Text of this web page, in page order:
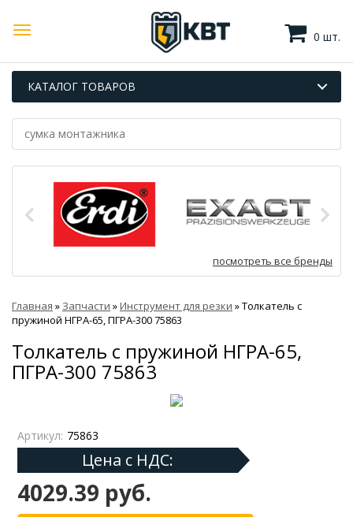
0 шт.
КАТАЛОГ ТОВАРОВ
посмотреть все бренды
Главная » Запчасти »Инструмент для резки »Толкатель с
пружиной НГРА-65, ПГРА-300 75863
Толкатель с пружиной НГРА-65,
ПГРА-300 75863
Артикул: 75863
Цена с НДС:
4029.39 руб.